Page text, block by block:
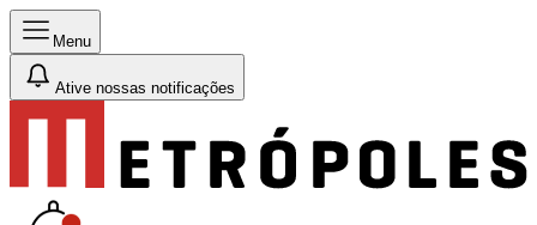
Menu
Ative nossas notificações